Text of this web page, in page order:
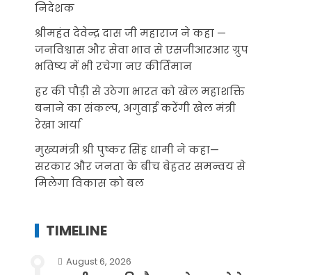
निदेशक
श्रीमहंत देवेन्द्र दास जी महाराज ने कहा —
जनविश्वास और सेवा भाव से एसजीआरआर ग्रुप
भविष्य में भी रचेगा नए कीर्तिमान
हर की पौड़ी से उठेगा भारत को खेल महाशक्ति
बनाने का संकल्प, अगुवाई करेंगी खेल मंत्री
रेखा आर्या
मुख्यमंत्री श्री पुष्कर सिंह धामी ने कहा—
सरकार और जनता के बीच बेहतर समन्वय से
मिलेगा विकास को बल
TIMELINE
August 6, 2026